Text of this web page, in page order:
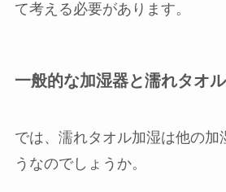
て考える必要があります。
一般的な加湿器と濡れタオ
では、濡れタオル加湿は他の加
うなのでしょうか。